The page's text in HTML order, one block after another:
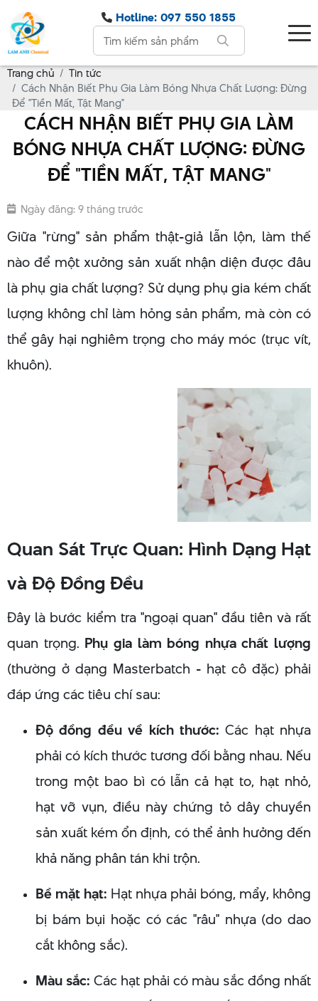
Hotline: 097 550 1855
Trang chủ
Tin tức
Cách Nhận Biết Phụ Gia Làm Bóng Nhựa Chất Lượng: Đừng
Để "Tiền Mất, Tật Mang"
CÁCH NHẬN BIẾT PHỤ GIA LÀM
BÓNG NHỰA CHẤT LƯỢNG: ĐỪNG
ĐỂ "TIỀN MẤT, TẬT MANG"
Ngày đăng: 9 tháng trước
Giữa "rừng" sản phẩm thật-giả lẫn lộn, làm thế
nào để một xưởng sản xuất nhận diện được đâu
là phụ gia chất lượng? Sử dụng phụ gia kém chất
lượng không chỉ làm hỏng sản phẩm, mà còn có
thể gây hại nghiêm trọng cho máy móc (trục vít,
khuôn).
Quan Sát Trực Quan: Hình Dạng Hạt
và Độ Đồng Đều
Đây là bước kiểm tra "ngoại quan" đầu tiên và rất
quan trọng. Phụ gia làm bóng nhựa chất lượng
(thường ở dạng Masterbatch - hạt cô đặc) phải
đáp ứng các tiêu chí sau:
Độ đồng đều về kích thước: Các hạt nhựa
phải có kích thước tương đối bằng nhau. Nếu
trong một bao bì có lẫn cả hạt to, hạt nhỏ,
hạt vỡ vụn, điều này chứng tỏ dây chuyền
sản xuất kém ổn định, có thể ảnh hưởng đến
khả năng phân tán khi trộn.
Bề mặt hạt: Hạt nhựa phải bóng, mẩy, không
bị bám bụi hoặc có các "râu" nhựa (do dao
cắt không sắc).
Màu sắc: Các hạt phải có màu sắc đồng nhất